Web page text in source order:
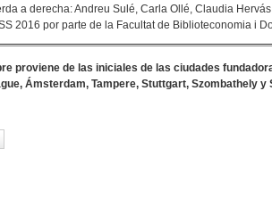
a derecha: Andreu Sulé, Carla Ollé, Claudia
2016 por parte de la Facultat de Biblioteconomia i
proviene de las iniciales de las ciudades
Ámsterdam, Tampere, Stuttgart, Szombathely y